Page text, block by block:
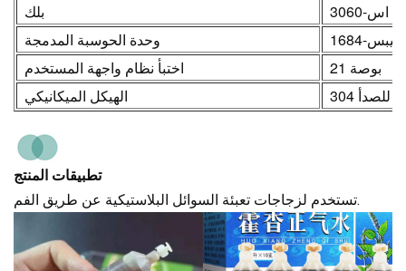
بلك
اس-3060
وحدة الحوسبة المدمجة
كيبس-1684
اختبأ نظام واجهة المستخدم
21 بوصة
الهيكل الميكانيكي
للصدأ
تطبيقات المنتج
تستخدم لزجاجات تعبئة السوائل البلاستيكية عن طريق الفم.